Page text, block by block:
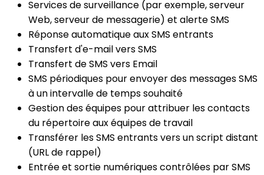
Services de surveillance (par exemple, serveur
Web, serveur de messagerie) et alerte SMS
Réponse automatique aux SMS entrants
Transfert d'e-mail vers SMS
Transfert de SMS vers Email
SMS périodiques pour envoyer des messages SMS
à un intervalle de temps souhaité
Gestion des équipes pour attribuer les contacts
du répertoire aux équipes de travail
Transférer les SMS entrants vers un script distant
(URL de rappel)
Entrée et sortie numériques contrôlées par SMS